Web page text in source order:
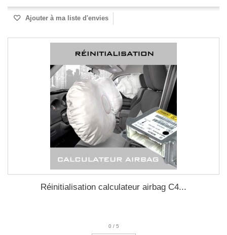
Ajouter à ma liste d'envies
Réinitialisation calculateur airbag C4...
0 / 5